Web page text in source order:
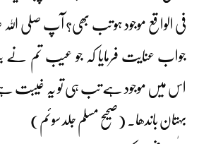
فی الواقع موجود ہو تب بھی؟ آپ صلی اللہ
جواب عنایت فرمایا کہ جو عیب تم نے
اس میں موجود ہے تب ہی تو یہ غیبت ہے
بہتان باندھا۔ (صحیح مسلم جلد سوئم)